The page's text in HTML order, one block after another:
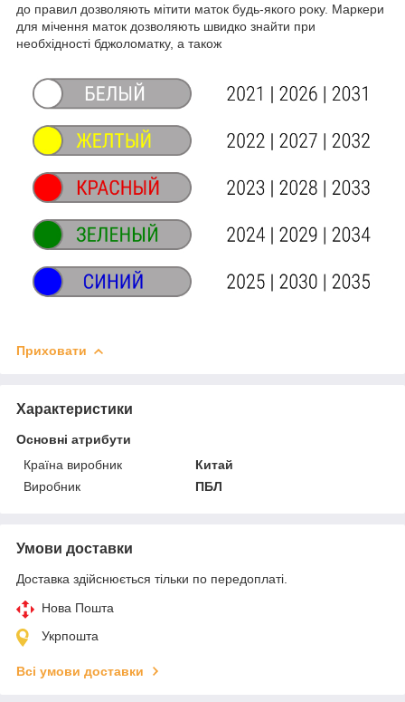
до правил дозволяють мітити маток будь-якого року. Маркери
для мічення маток дозволяють швидко знайти при
необхідності бджоломатку, а також
Приховати
Характеристики
Основні атрибути
Країна виробник
Китай
Виробник
ПБЛ
Умови доставки
Доставка здійснюється тільки по передоплаті.
Нова Пошта
Укрпошта
Всі умови доставки